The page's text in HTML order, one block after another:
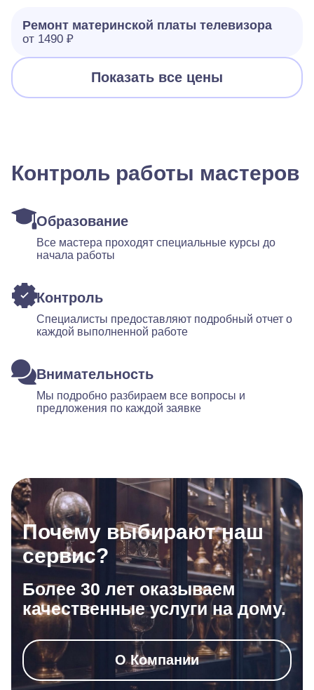
Ремонт материнской платы телевизора
от 1490 ₽
Показать все цены
Контроль работы мастеров
Образование
Все мастера проходят специальные курсы до
начала работы
Контроль
Специалисты предоставляют подробный отчет о
каждой выполненной работе
Внимательность
Мы подробно разбираем все вопросы и
предложения по каждой заявке
Почему выбирают наш
сервис?
Более 30 лет оказываем
качественные услуги на дому.
О Компании